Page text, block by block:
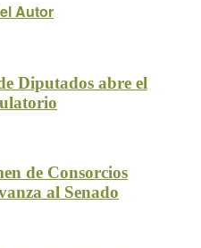
Autor
Diputados abre el
de Consorcios
al Senado